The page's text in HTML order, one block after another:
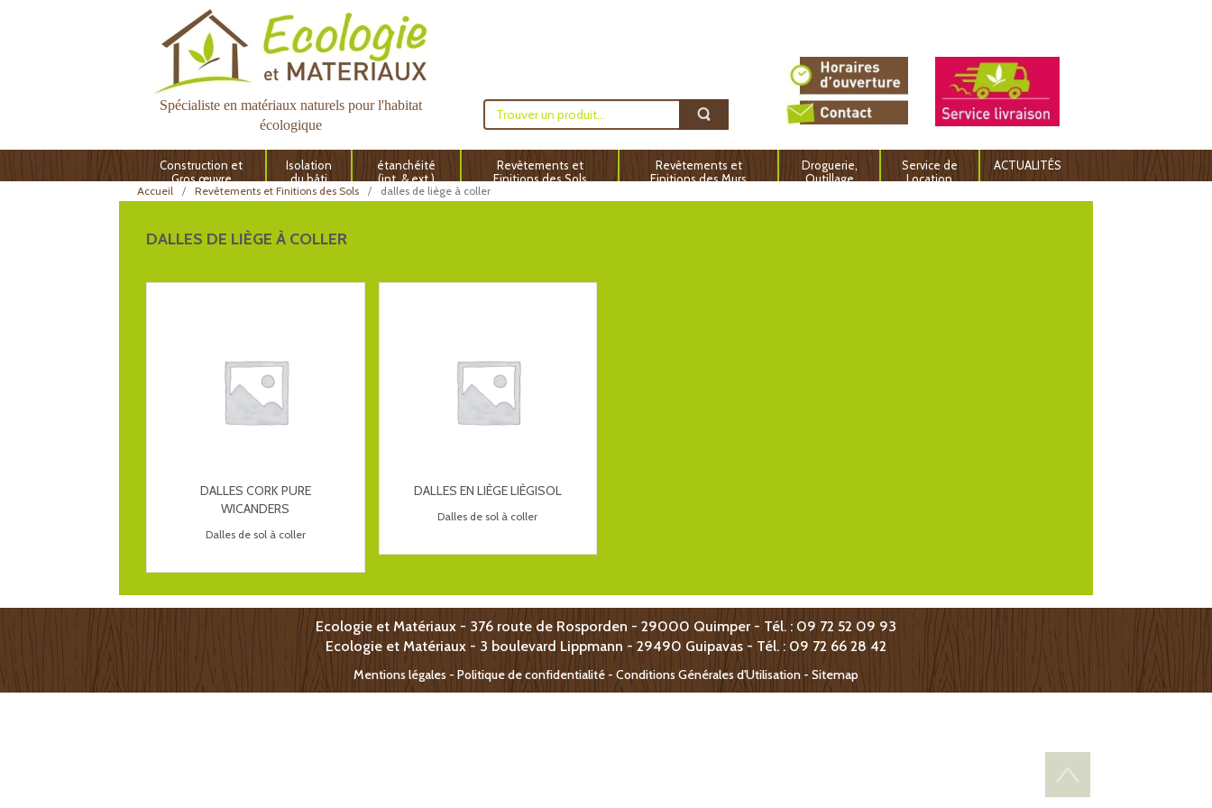
Spécialiste en matériaux naturels pour l'habitat
écologique
Construction et
Gros œuvre
Isolation
du bâti
étanchéité
(int. & ext.)
Revêtements et
Finitions des Sols
Revêtements et
Finitions des Murs
Droguerie,
Outillage
Service de
Location
ACTUALITÉS
Accueil Revêtements et Finitions des Sols dalles de liège à coller
DALLES DE LIÈGE À COLLER
DALLES CORK PURE
WICANDERS
Dalles de sol à coller
DALLES EN LIÈGE LIÈGISOL
Dalles de sol à coller
Ecologie et Matériaux - 376 route de Rosporden - 29000 Quimper - Tél. : 09 72 52 09 93
Ecologie et Matériaux - 3 boulevard Lippmann - 29490 Guipavas - Tél. : 09 72 66 28 42
Mentions légales - Politique de confidentialité - Conditions Générales d'Utilisation - Sitemap